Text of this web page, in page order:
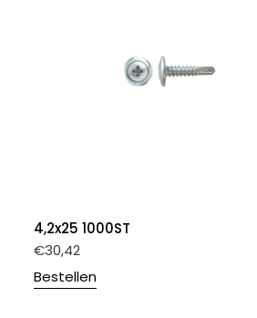
4,2x25 1000ST
€30,42
Bestellen